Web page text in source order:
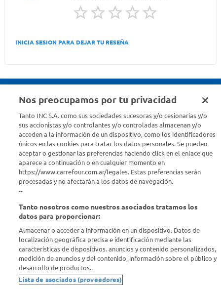
INICIA SESION PARA DEJAR TU RESEÑA
Estamos para ayudarte
¿Tenés una consulta? Comunicate con nosotros acá
Descubrí Carrefour
Conocenos
Info útil
Comprá Online
Nos preocupamos por tu privacidad
Tanto INC S.A. como sus sociedades sucesoras y/o cesionarias y/o
sus accionistas y/o controlantes y/o controladas almacenan y/o
acceden a la información de un dispositivo, como los identificadores
únicos en las cookies para tratar los datos personales. Se pueden
aceptar o gestionar las preferencias haciendo click en el enlace que
aparece a continuación o en cualquier momento en
https://www.carrefour.com.ar/legales. Estas preferencias serán
procesadas y no afectarán a los datos de navegación.
--
Tanto nosotros como nuestros asociados tratamos los
datos para proporcionar:
Almacenar o acceder a información en un dispositivo. Datos de
localización geográfica precisa e identificación mediante las
características de dispositivos. anuncios y contenido personalizados,
medición de anuncios y del contenido, información sobre el público y
desarrollo de productos..
Lista de asociados (proveedores)